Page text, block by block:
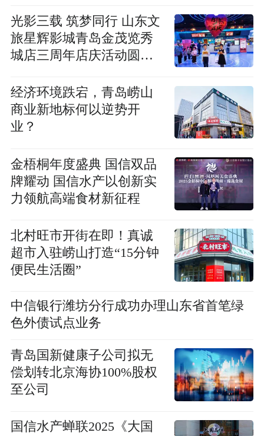
光影三载 筑梦同行 山东文
旅星辉影城青岛金茂览秀
城店三周年店庆活动圆满
经济环境跌宕，青岛崂山
商业新地标何以逆势开
业？
金梧桐年度盛典 国信双品
牌耀动 国信水产以创新实
力领航高端食材新征程
北村旺市开街在即！真诚
超市入驻崂山打造“15分钟
便民生活圈”
中信银行潍坊分行成功办理山东省首笔绿
色外债试点业务
青岛国新健康子公司拟无
偿划转北京海协100%股权
至公司
国信水产蝉联2025《大国